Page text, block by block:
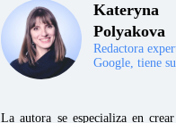
Kateryna
Polyakova
Redactora
Google, tiene
La autora se especializa en